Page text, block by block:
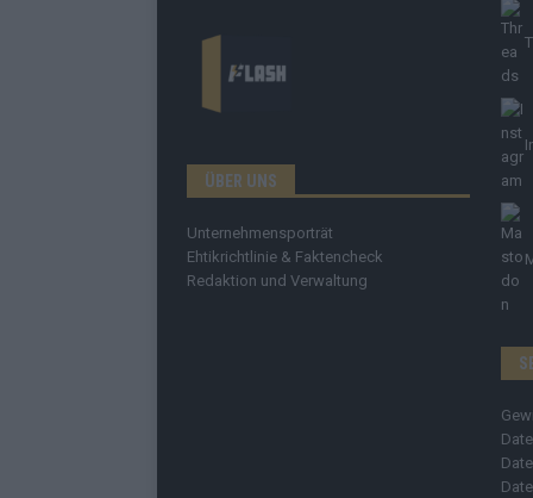
ÜBER UNS
Unternehmensporträt
Ehtikrichtlinie & Faktencheck
Redaktion und Verwaltung